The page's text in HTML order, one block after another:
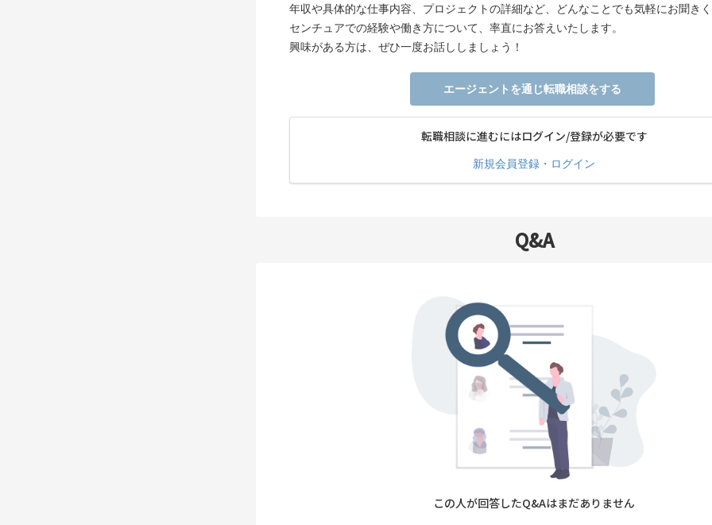
年収や具体的な仕事内容、プロジェクトの詳細など、どんなことでも気軽にお聞き
センチュアでの経験や働き方について、率直にお答えいたします。
興味がある方は、ぜひ一度お話ししましょう！
エージェントを通じ転職相談をする
転職相談に進むにはログイン/登録が必要です
新規会員登録・ログイン
Q&A
この人が回答したQ&Aはまだありません